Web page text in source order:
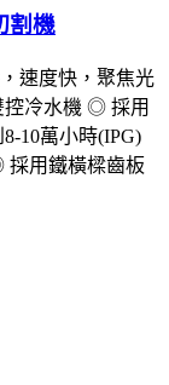
割機
速度快，聚焦光
冷水機 ◎ 採用
10萬小時(IPG)
用鐵橫樑齒板